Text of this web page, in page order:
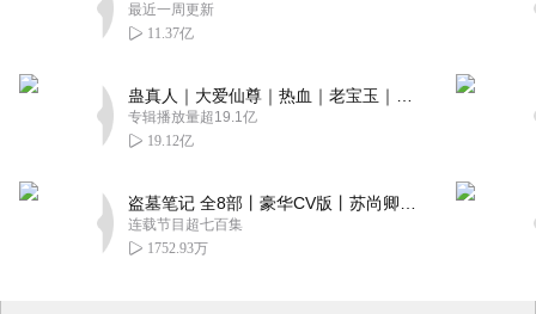
最近一周更新
11.37亿
专辑播放量超19.1亿
19.12亿
连载节目超七百集
1752.93万